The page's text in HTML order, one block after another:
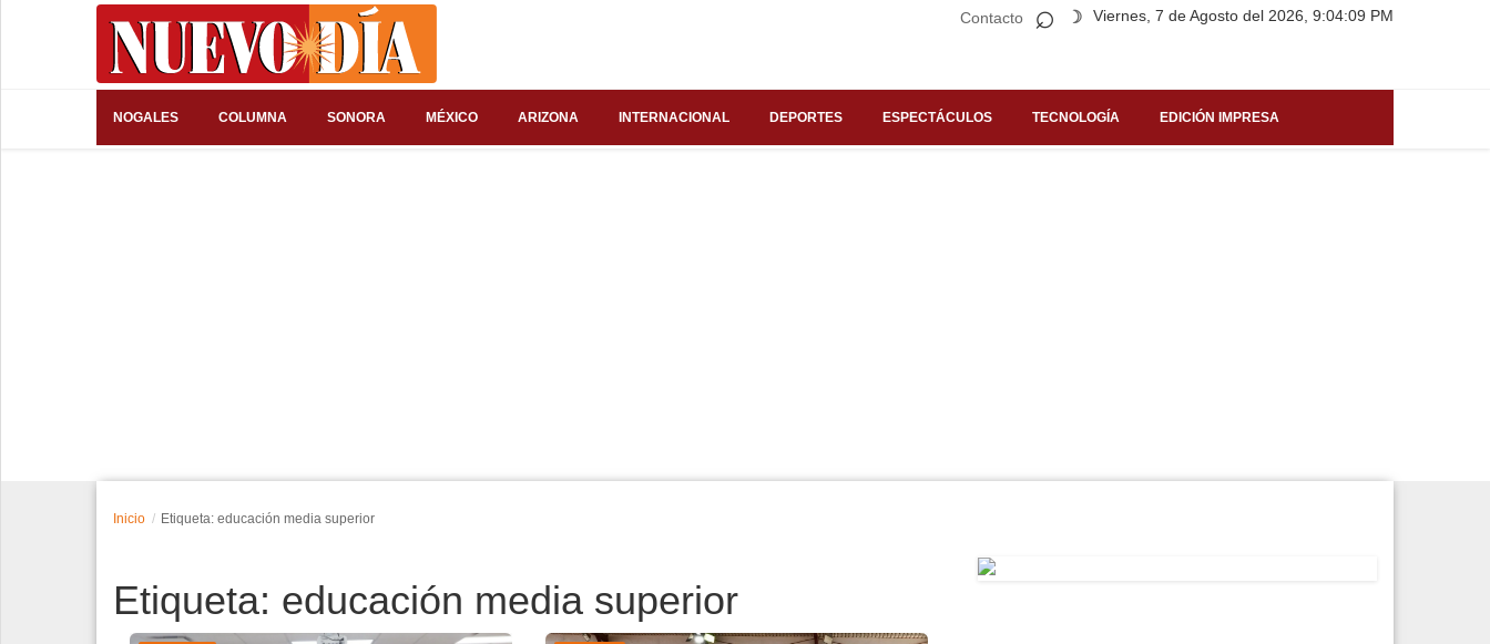
Contacto Viernes, 7 de Agosto del 2026, 9:04:09 PM
⌕ ☽
NOGALES COLUMNA SONORA MÉXICO ARIZONA INTERNACIONAL DEPORTES ESPECTÁCULOS TECNOLOGÍA EDICIÓN IMPRESA
Inicio Etiqueta: educación media superior
Etiqueta: educación media superior